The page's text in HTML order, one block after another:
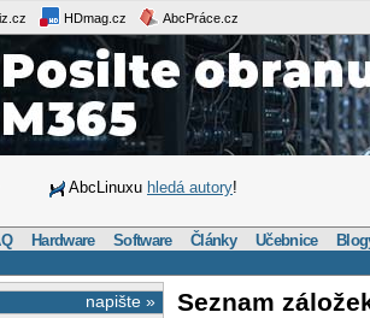
HDmag.cz AbcPráce.cz
AbcLinuxu hledá autory!
Hardware Software Články Učebnice
napište » Seznam